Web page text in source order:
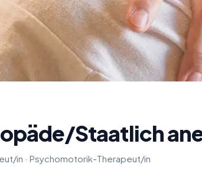
Staatlich
in · Psychomotorik-Therapeut/in